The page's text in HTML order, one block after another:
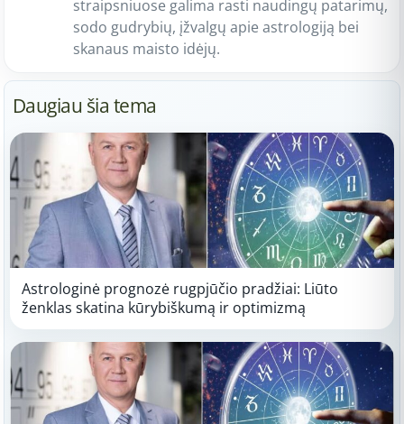
straipsniuose galima rasti naudingų patarimų,
sodo gudrybių, įžvalgų apie astrologiją bei
skanaus maisto idėjų.
Daugiau šia tema
Astrologinė prognozė rugpjūčio pradžiai: Liūto
ženklas skatina kūrybiškumą ir optimizmą